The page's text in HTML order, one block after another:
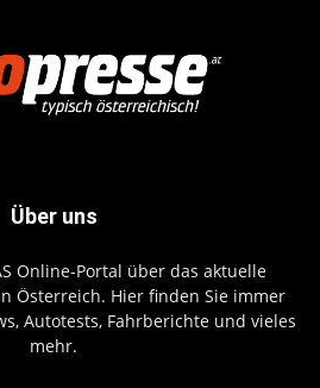
Über uns
Online-Portal über das aktuelle
Österreich. Hier finden Sie immer
Autotests, Fahrberichte und vieles
mehr.